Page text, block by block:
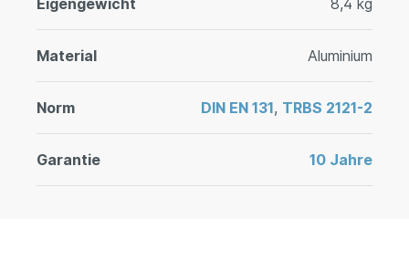
Eigengewicht 8,4 kg
Material Aluminium
Norm DIN EN 131, TRBS 2121-2
Garantie 10 Jahre